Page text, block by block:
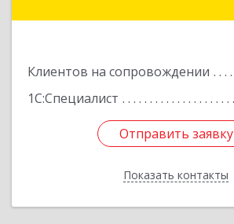
Клиентов на сопровождении
1С:Специалист
Отправить заявку
Показать контакты
Отправить заявку
Назад